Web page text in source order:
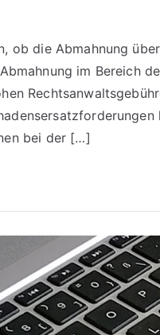
ob die Abmahnung
im Bereich
bei der […]